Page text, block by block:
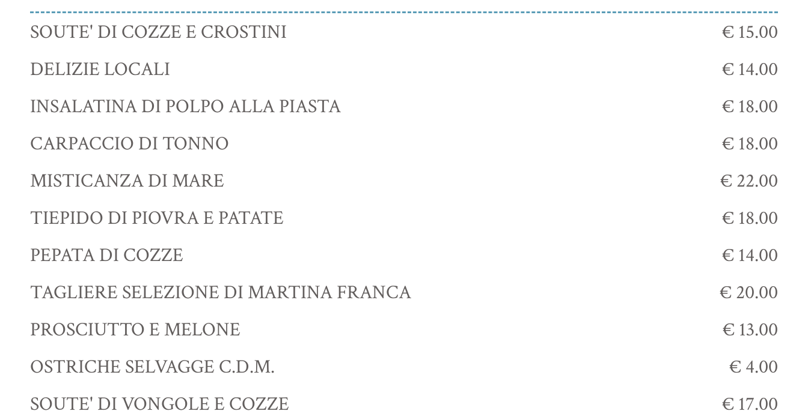
SOUTE' DI COZZE E CROSTINI
€ 15.00
DELIZIE LOCALI
€ 14.00
INSALATINA DI POLPO ALLA PIASTA
€ 18.00
CARPACCIO DI TONNO
€ 18.00
MISTICANZA DI MARE
€ 22.00
TIEPIDO DI PIOVRA E PATATE
€ 18.00
PEPATA DI COZZE
€ 14.00
TAGLIERE SELEZIONE DI MARTINA FRANCA
€ 20.00
PROSCIUTTO E MELONE
€ 13.00
OSTRICHE SELVAGGE C.D.M.
€ 4.00
SOUTE' DI VONGOLE E COZZE
€ 17.00